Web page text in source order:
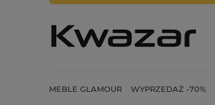
MEBLE GLAMOUR WYPRZEDAŻ -70%